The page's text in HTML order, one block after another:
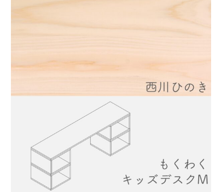
産地・製造所紹介 樹種紹介
もくわくの使い方&選び方
木や森のこと もくわく的 わくわく暮らし
もくわく開発ストーリー
出店情報！ メディア掲載＆プレスリリース
全て見る